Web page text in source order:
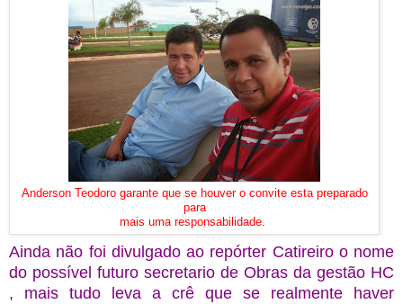
Anderson Teodoro garante que se houver o convite esta preparado
para
mais uma responsabilidade.
Ainda não foi divulgado ao repórter Catireiro o nome
do possível futuro secretario de Obras da gestão HC
, mais tudo leva a crê que se realmente haver